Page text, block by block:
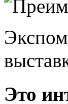
Это